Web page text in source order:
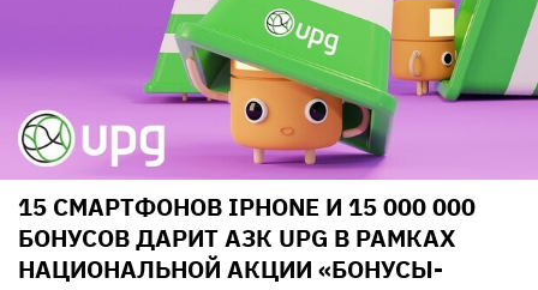
15 СМАРТФОНОВ IPHONE И 15 000 000
БОНУСОВ ДАРИТ АЗК UPG В РАМКАХ
НАЦИОНАЛЬНОЙ АКЦИИ «БОНУСЫ-